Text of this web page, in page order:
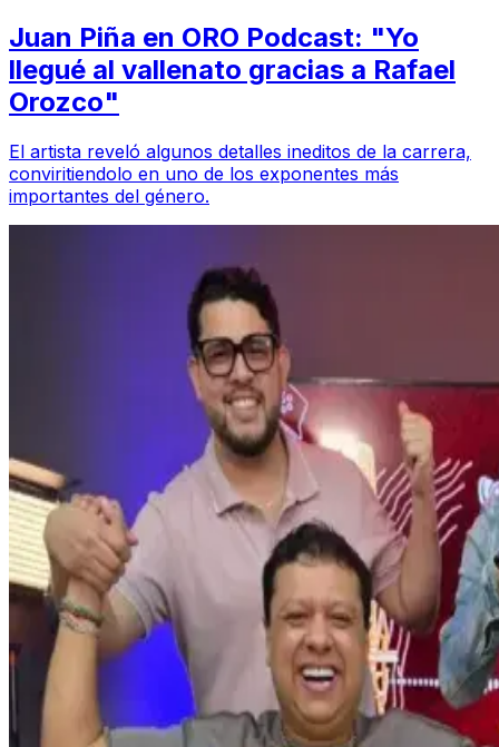
Juan Piña en ORO Podcast: "Yo
llegué al vallenato gracias a Rafael
Orozco"
El artista reveló algunos detalles ineditos de la carrera,
conviritiendolo en uno de los exponentes más
importantes del género.